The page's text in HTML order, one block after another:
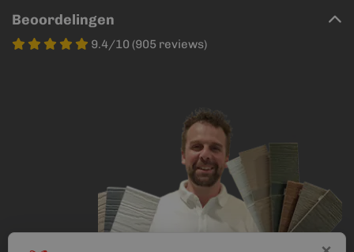
Beoordelingen
9.4/10 (905 reviews)